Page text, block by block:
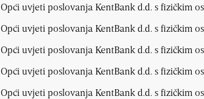
Opći uvjeti poslovanja KentBank d.d. s fizičkim
Opći uvjeti poslovanja KentBank d.d. s fizičkim
Opći uvjeti poslovanja KentBank d.d. s fizičkim
Opći uvjeti poslovanja KentBank d.d. s fizičkim
Opći uvjeti poslovanja KentBank d.d. s fizičkim